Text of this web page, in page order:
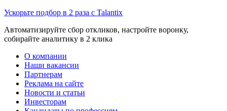
Ускорьте подбор в 2 раза с Talantix
Автоматизируйте сбор откликов, настройте воронку,
собирайте аналитику в 2 клика
О компании
Наши вакансии
Партнерам
Реклама на сайте
Новости и статьи
Инвесторам